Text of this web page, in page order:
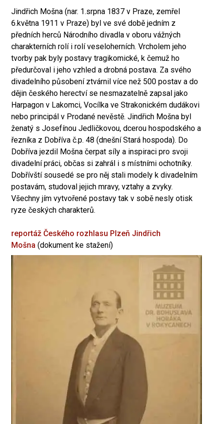
Jindřich Mošna (nar. 1.srpna 1837 v Praze, zemřel
6.května 1911 v Praze) byl ve své době jedním z
předních herců Národního divadla v oboru vážných
charakterních rolí i rolí veseloherních. Vrcholem jeho
tvorby pak byly postavy tragikomické, k čemuž ho
předurčoval i jeho vzhled a drobná postava. Za svého
divadelního působení ztvárnil více než 500 postav a do
dějin českého herectví se nesmazatelně zapsal jako
Harpagon v Lakomci, Vocílka ve Strakonickém dudákovi
nebo principál v Prodané nevěstě. Jindřich Mošna byl
ženatý s Josefínou Jedličkovou, dcerou hospodského a
řezníka z Dobříva č.p. 48 (dnešní Stará hospoda). Do
Dobříva jezdil Mošna čerpat síly a inspiraci pro svoji
divadelní práci, občas si zahrál i s místními ochotníky.
Dobřívští sousedé se pro něj stali modely k divadelním
postavám, studoval jejich mravy, vztahy a zvyky.
Všechny jím vytvořené postavy tak v sobě nesly otisk
ryze českých charakterů.
reportáž Českého rozhlasu Plzeň Jindřich
Mošna (dokument ke stažení)